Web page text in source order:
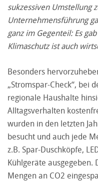
sukzessiven Umstellung
Unternehmensführung
ganz im Gegenteil: Es
Klimaschutz ist auch
Besonders
„Stromspar-Check“, bei
regionale Haushalte
Alltagsverhalten
wurden in den letzten
besucht und auch jede
z.B. Spar-Duschköpfe,
Kühlgeräte
Mengen an CO2